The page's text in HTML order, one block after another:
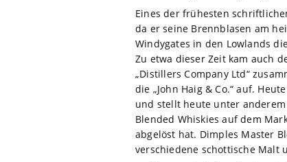
Eines der frühesten
da er seine Brennblasen am
Windygates in den Lowlands
Zu etwa dieser Zeit kam auch
„Distillers Company Ltd“
die „John Haig & Co.“ auf.
und stellt heute unter anderem
Blended Whiskies auf dem
abgelöst hat. Dimples Master
verschiedene schottische Malt